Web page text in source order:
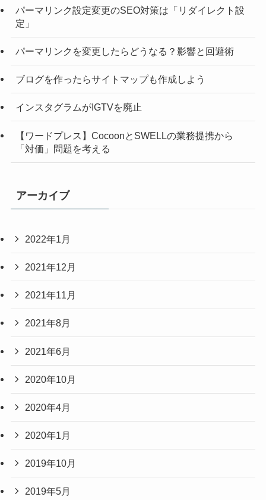
パーマリンク設定変更のSEO対策は「リダイレクト設
定」
パーマリンクを変更したらどうなる？影響と回避術
ブログを作ったらサイトマップも作成しよう
インスタグラムがIGTVを廃止
【ワードプレス】CocoonとSWELLの業務提携から
「対価」問題を考える
アーカイブ
2022年1月
2021年12月
2021年11月
2021年8月
2021年6月
2020年10月
2020年4月
2020年1月
2019年10月
2019年5月